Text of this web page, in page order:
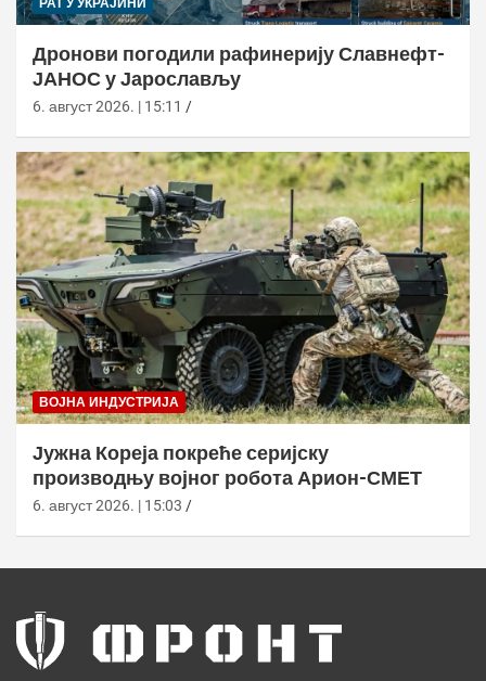
РАТ У УКРАЈИНИ
Дронови погодили рафинерију Славнефт-
ЈАНОС у Јарослављу
6. август 2026. | 15:11
ВОЈНА ИНДУСТРИЈА
Јужна Кореја покреће серијску
производњу војног робота Арион-СМЕТ
6. август 2026. | 15:03